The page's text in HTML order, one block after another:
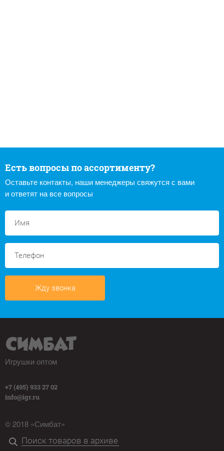
Есть вопросы по ассортименту?
Оставьте контакты, наши менеджеры свяжутся с вами
и ответят на все вопросы
Жду звонка
Игрушки оптом
+7 (495) 933 27 02
info@igr.ru
© 2018 «Симбат»